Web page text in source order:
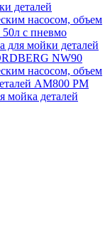
деталей
насосом, объем
50л с пневмо
для мойки деталей
NW90
насосом, объем
АМ800 РМ
мойка деталей